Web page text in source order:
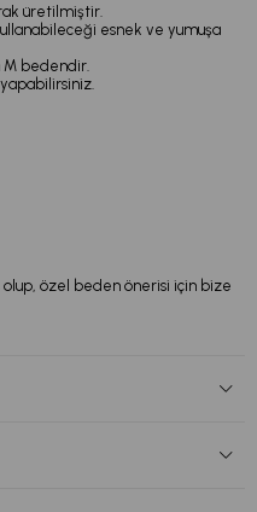
üretilmiştir.
esnek ve yumuşa
M bedendir.
özel beden önerisi için bize